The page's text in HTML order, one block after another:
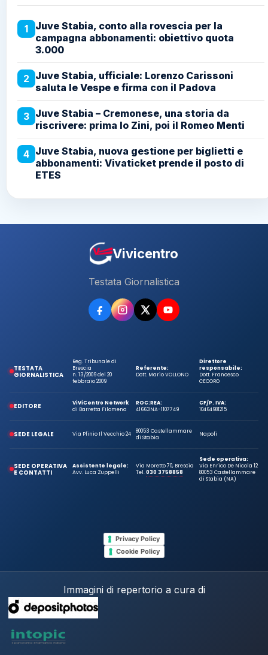
1
Juve Stabia, conto alla rovescia per la
campagna abbonamenti: obiettivo quota
3.000
2 Juve Stabia, ufficiale: Lorenzo Carissoni
saluta le Vespe e firma con il Padova
3 Juve Stabia – Cremonese, una storia da
riscrivere: prima lo Zini, poi il Romeo Menti
4 Juve Stabia, nuova gestione per biglietti e
abbonamenti: Vivaticket prende il posto di
ETES
Vivicentro
Testata Giornalistica
TESTATA
GIORNALISTICA
Reg. Tribunale di
Brescia
n. 13/2009 del 20
febbraio 2009
Referente:
Dott. Mario VOLLONO
Direttore
responsabile:
Dott. Francesco
CECORO
EDITORE
ViViCentro Network
di Barretta Filomena
ROC:
41663
REA:
NA-1107749
CF/P. IVA:
10464981215
SEDE LEGALE Via Plinio Il Vecchio 24
80053 Castellammare
di Stabia
Napoli
SEDE OPERATIVA
E CONTATTI
Assistente legale:
Avv. Luca Zuppelli
Via Moretto 70, Brescia
Tel.030 3758858
Sede operativa:
Via Enrico De Nicola 12
80053 Castellammare
di Stabia (NA)
Privacy Policy
Cookie Policy
Immagini di repertorio a cura di